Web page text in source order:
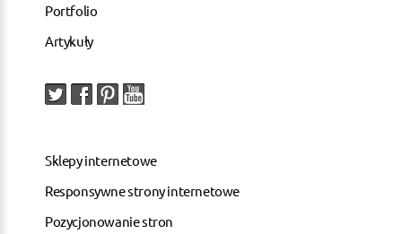
Portfolio
Artykuły
Sklepy internetowe
Responsywne strony internetowe
Pozycjonowanie stron